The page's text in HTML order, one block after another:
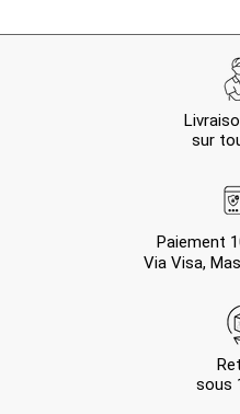
sur
Paiement
Via Visa,
sous